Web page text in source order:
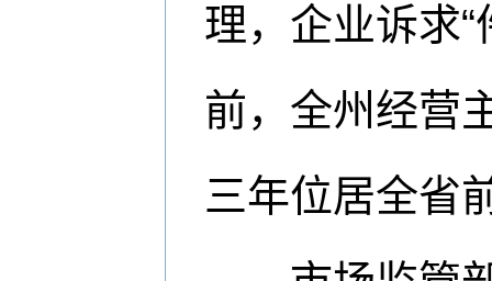
理，企业诉求
前，全州经营
三年位居全省